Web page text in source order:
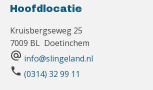
Hoofdlocatie
Kruisbergseweg 25
7009 BL Doetinchem
alternate_email info@slingeland.nl
phone (0314) 32 99 11